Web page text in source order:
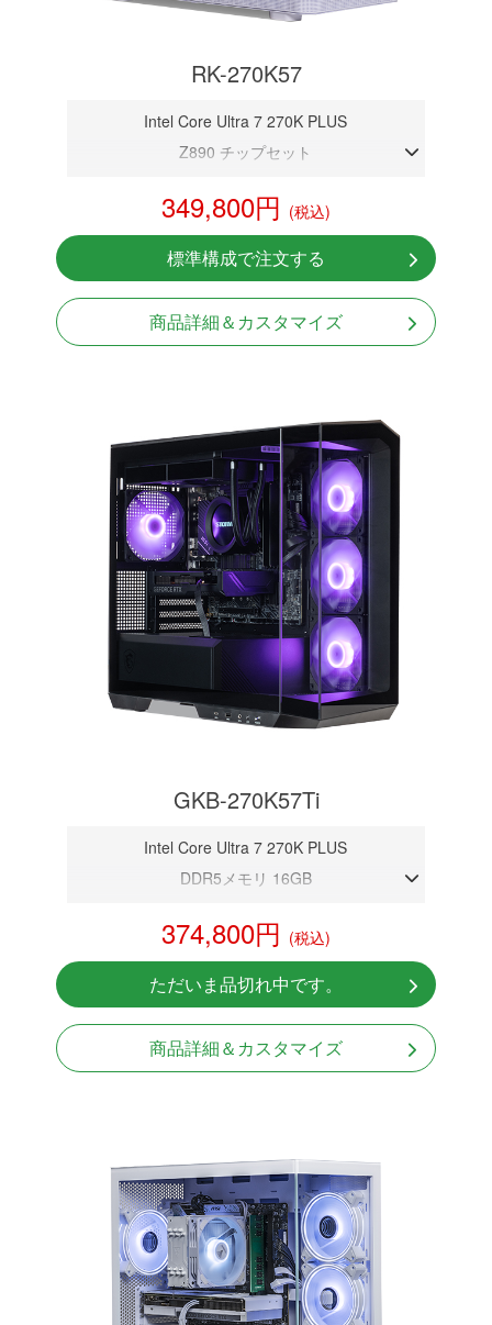
RK-270K57
Intel Core Ultra 7 270K PLUS
Z890 チップセット
RTX 5070 12GB
NVMeSSD 1TB
無線LAN Bluetooth対応
850W GOLD 電源
349,800円 (税込)
標準構成で注文する
商品詳細＆カスタマイズ
GKB-270K57Ti
Intel Core Ultra 7 270K PLUS
DDR5メモリ 16GB
NVMeSSD 1TB
無線LAN/Bluetooth対応
Windows11 Home 64bit
374,800円 (税込)
ただいま品切れ中です。
商品詳細＆カスタマイズ